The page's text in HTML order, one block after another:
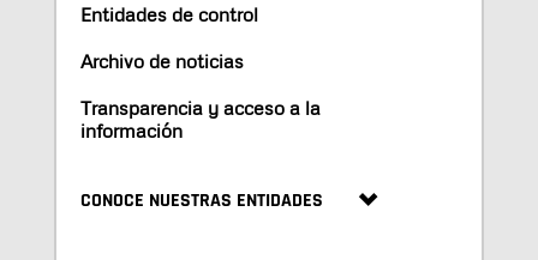
Entidades de control
Archivo de noticias
Transparencia y acceso a la
información
CONOCE NUESTRAS ENTIDADES